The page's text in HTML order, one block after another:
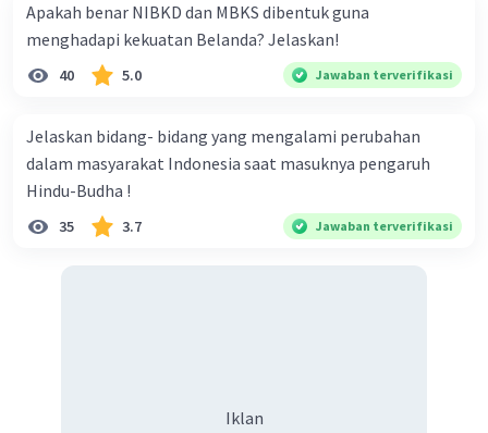
Apakah benar NIBKD dan MBKS dibentuk guna
menghadapi kekuatan Belanda? Jelaskan!
40 5.0 Jawaban terverifikasi
Jelaskan bidang- bidang yang mengalami perubahan
dalam masyarakat Indonesia saat masuknya pengaruh
Hindu-Budha !
35 3.7 Jawaban terverifikasi
Iklan